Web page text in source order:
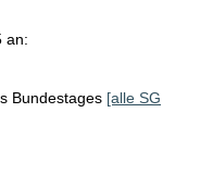
an:
Bundestages [alle SG